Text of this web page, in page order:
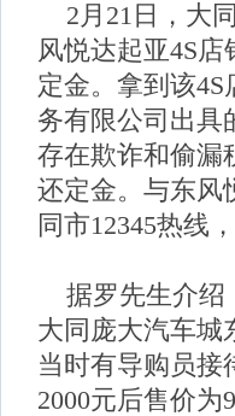
2月21日，大
风悦达起亚4S
定金。拿到该
务有限公司出具
存在欺诈和偷漏
还定金。与东风
同市12345热线
据罗先生介绍
大同庞大汽车城
当时有导购员接
2000元后售价为